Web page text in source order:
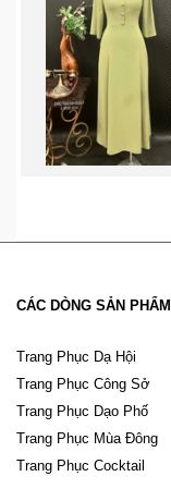
CÁC DÒNG SẢN PHẨM
Trang Phục Dạ Hội
Trang Phục Công Sở
Trang Phục Dạo Phố
Trang Phục Mùa Đông
Trang Phục Cocktail